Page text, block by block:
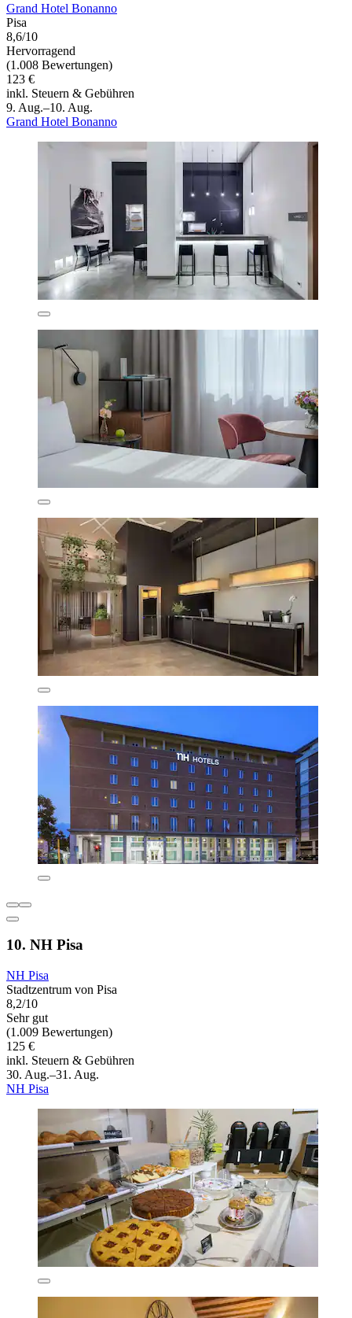
Grand Hotel Bonanno
Pisa
8,6/10
Hervorragend
(1.008 Bewertungen)
123 €
inkl. Steuern & Gebühren
9. Aug.–10. Aug.
Grand Hotel Bonanno
10. NH Pisa
NH Pisa
Stadtzentrum von Pisa
8,2/10
Sehr gut
(1.009 Bewertungen)
125 €
inkl. Steuern & Gebühren
30. Aug.–31. Aug.
NH Pisa